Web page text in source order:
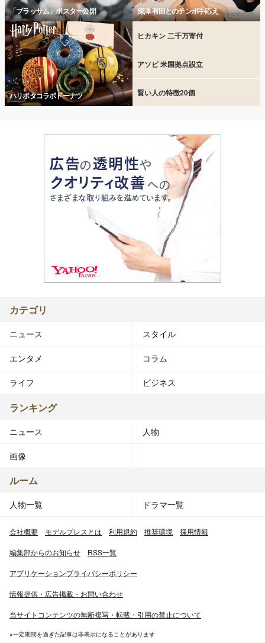
「ブラッサム」ポスター公開 深澤 有田とのテンポ手応え
ハリポタコラボドーナツ
ヒカキン 二千万寄付
アソビ 米国拠点設立
賢い人の特徴20個
カテゴリ
ニュース スタイル
エンタメ コラム
ライフ ビジネス
ランキング
ニュース 人物
画像
ルーム
人物一覧 ドラマ一覧
会社概要 モデルプレスとは 利用規約 推奨環境 採用情報
編集部からのお知らせ RSS一覧
アプリケーションプライバシーポリシー
情報提供・広告掲載・お問い合わせ
当サイトコンテンツの無断複写・転載・引用の禁止について
※一定期間を過ぎた記事は非表示になることがあります